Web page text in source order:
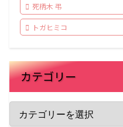
死柄木 弔
トガヒミコ
カテゴリー